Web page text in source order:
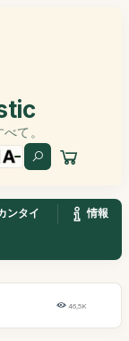
て。
ンタイ
情報
46,5K